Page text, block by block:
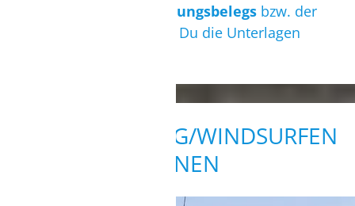
Bank quittierten Einzahlungsbelegs bzw. der
Bezahlung vor Ort erhältst Du die Unterlagen
KITE- UND WING/WINDSURFEN
LERNEN